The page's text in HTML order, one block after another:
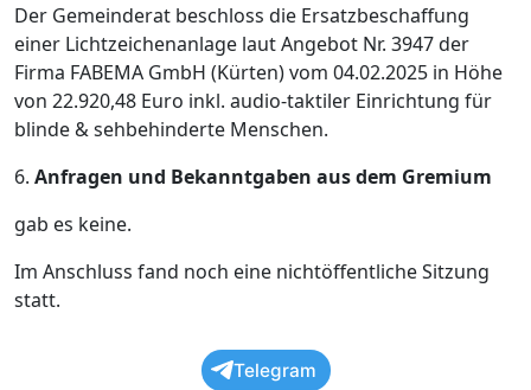
Der Gemeinderat beschloss die Ersatzbeschaffung
einer Lichtzeichenanlage laut Angebot Nr. 3947 der
Firma FABEMA GmbH (Kürten) vom 04.02.2025 in Höhe
von 22.920,48 Euro inkl. audio-taktiler Einrichtung für
blinde & sehbehinderte Menschen.
6. Anfragen und Bekanntgaben aus dem Gremium
gab es keine.
Im Anschluss fand noch eine nichtöffentliche Sitzung
statt.
Telegram